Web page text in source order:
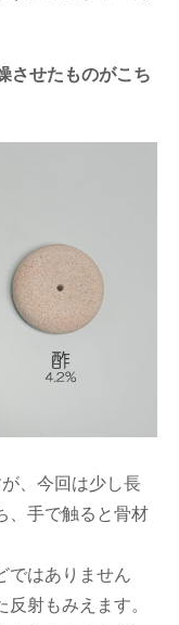
させたものがこち
、今回は少し長
、手で触ると骨材
ではありません
射もみえます。